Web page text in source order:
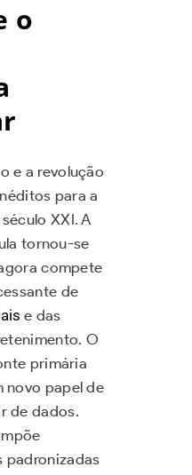
o
e a revolução
para a
XXI. A
tornou-se
compete
de
e das
O
primária
novo papel de
de dados.
padronizadas